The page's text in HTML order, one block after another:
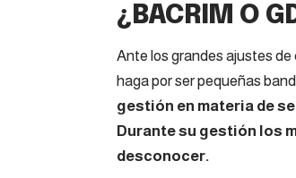
¿BACRIM O
Ante los grandes ajustes
haga por ser pequeñas
gestión en materia de
Durante su gestión los
desconocer.